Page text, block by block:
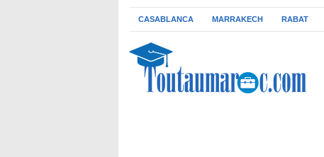
CASABLANCA MARRAKECH RABAT